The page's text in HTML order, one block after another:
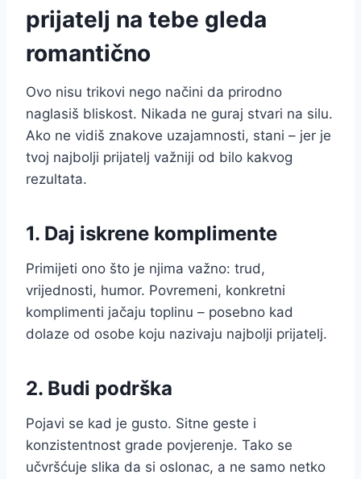
prijatelj na tebe gleda
romantično
Ovo nisu trikovi nego načini da prirodno
naglasiš bliskost. Nikada ne guraj stvari na silu.
Ako ne vidiš znakove uzajamnosti, stani – jer je
tvoj najbolji prijatelj važniji od bilo kakvog
rezultata.
1. Daj iskrene komplimente
Primijeti ono što je njima važno: trud,
vrijednosti, humor. Povremeni, konkretni
komplimenti jačaju toplinu – posebno kad
dolaze od osobe koju nazivaju najbolji prijatelj.
2. Budi podrška
Pojavi se kad je gusto. Sitne geste i
konzistentnost grade povjerenje. Tako se
učvršćuje slika da si oslonac, a ne samo netko